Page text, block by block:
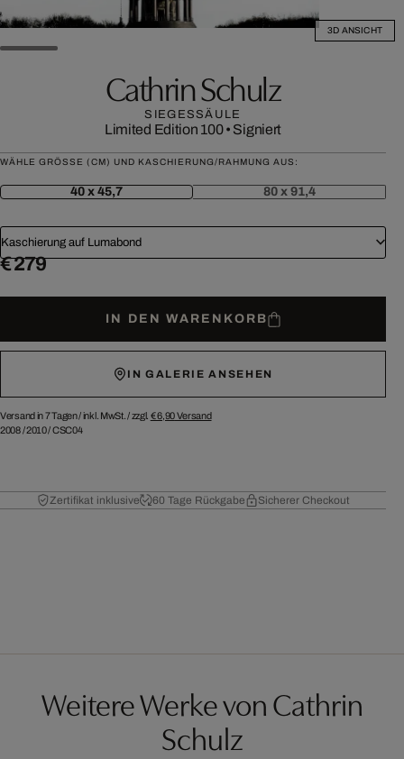
3D ANSICHT
Cathrin Schulz
SIEGESSÄULE
Limited Edition 100• Signiert
WÄHLE GRÖSSE (CM) UND KASCHIERUNG/RAHMUNG AUS:
40 x 45,7 80 x 91,4
Kaschierung auf Lumabond
€ 279
IN DEN WARENKORB
IN GALERIE ANSEHEN
Versand in 7 Tagen /inkl. MwSt. / zzgl. € 6,90Versand
2008/2010/CSC04
Zertifikat inklusive 60 Tage Rückgabe Sicherer Checkout
Weitere Werke von Cathrin
Schulz